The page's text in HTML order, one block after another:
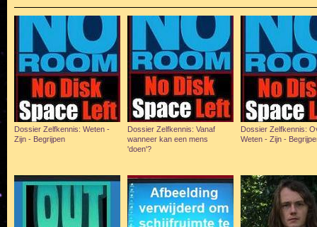
Dossier Zelfkennis: Weten -
Zijn - Begrijpen
Dossier Zelfkennis: Vanaf
wanneer kan een mens
'doen'?
Dossier Zelfkennis:
Weten - Zijn -